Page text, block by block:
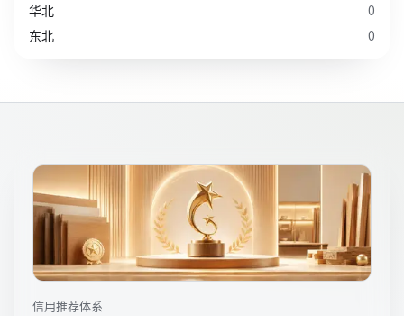
华北
0
东北
0
信用推荐体系